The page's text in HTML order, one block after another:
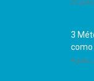
3
como
4 julio,